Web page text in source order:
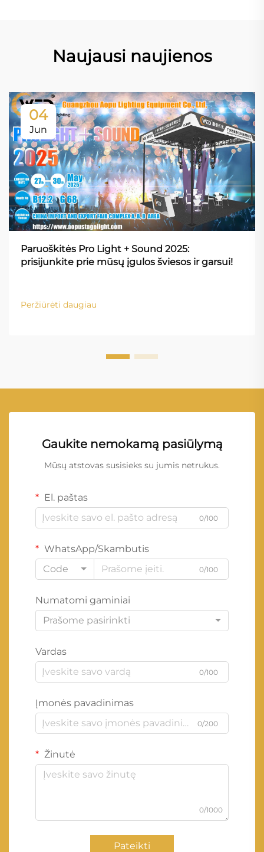
Naujausi naujienos
04
Jun
Paruoškitės Pro Light + Sound 2025:
prisijunkite prie mūsų įgulos šviesos ir garsui!
Peržiūrėti daugiau
Gaukite nemokamą pasiūlymą
Mūsų atstovas susisieks su jumis netrukus.
El. paštas
0/100
WhatsApp/Skambutis
Code
0/100
Numatomi gaminiai
Prašome pasirinkti
Vardas
0/100
Įmonės pavadinimas
0/200
Žinutė
0/1000
Pateikti